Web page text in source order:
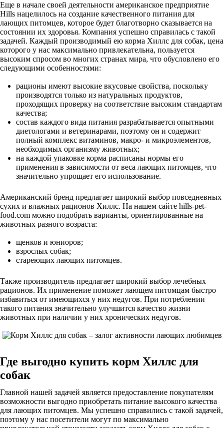
Еще в начале своей деятельности американское предприятие
Hills нацелилось на создание качественного питания для
лающих питомцев, которое будет благотворно сказывается на
состоянии их здоровья. Компания успешно справилась с такой
задачей. Каждый производимый ею корма Хиллс для собак, цена
которого у нас максимально привлекательна, пользуется
высоким спросом во многих странах мира, что обусловлено его
следующими особенностями:
рационы имеют высокие вкусовые свойства, поскольку
производятся только из натуральных продуктов,
проходящих проверку на соответствие высоким стандартам
качества;
состав каждого вида питания разрабатывается опытными
диетологами и ветеринарами, поэтому он и содержит
полный комплекс витаминов, макро- и микроэлементов,
необходимых организму животных;
на каждой упаковке корма расписаны нормы его
применения в зависимости от веса лающих питомцев, что
значительно упрощает его использование.
Американский бренд предлагает широкий выбор повседневных
сухих и влажных рационов Хиллс. На нашем сайте hills-pet-
food.com можно подобрать варианты, ориентированные на
животных разного возраста:
щенков и юниоров;
взрослых собак;
стареющих лающих питомцев.
Также производитель предлагает широкий выбор лечебных
рационов. Их применение поможет лающем питомцам быстро
избавиться от имеющихся у них недугов. При потреблении
такого питания значительно улучшится качество жизни
животных при наличии у них хронических недугов.
Где выгодно купить корм Хиллс для
собак
Главной нашей задачей является предоставление покупателям
возможности выгодно приобретать питание высокого качества
для лающих питомцев. Мы успешно справились с такой задачей,
поэтому у нас посетители могут по максимально